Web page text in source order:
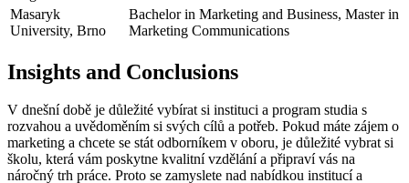
Masaryk
University, Brno
Bachelor in Marketing and Business, Master in
Marketing Communications
Insights and Conclusions
V dnešní době je důležité vybírat si instituci a program studia s
rozvahou a uvědoměním si svých cílů a potřeb. Pokud máte zájem o
marketing a chcete se stát odborníkem v oboru, je důležité vybrat si
školu, která vám poskytne kvalitní vzdělání a připraví vás na
náročný trh práce. Proto se zamyslete nad nabídkou institucí a